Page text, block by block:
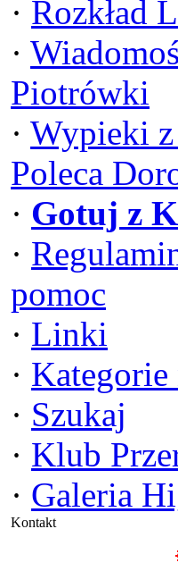
· Rozkład
·
Piotrówki
· Wypieki z
Poleca
· Gotuj z
·
pomoc
· Linki
· Kategorie
· Szukaj
· Klub
· Galeria
Kontakt